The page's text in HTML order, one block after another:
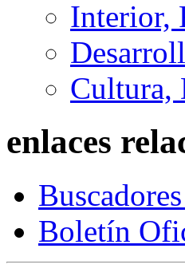
Interior,
Cultura,
enlaces
Boletín